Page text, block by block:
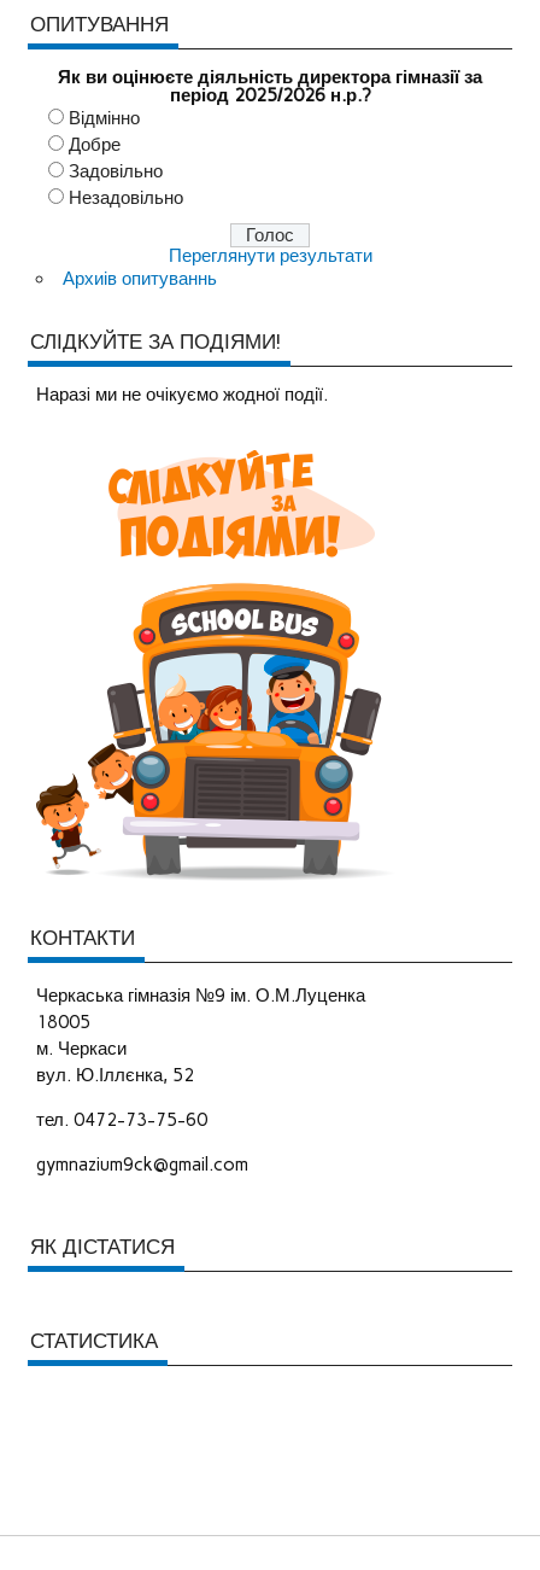
ОПИТУВАННЯ
Як ви оцінюєте діяльність директора гімназії за
період 2025/2026 н.р.?
Відмінно
Добре
Задовільно
Незадовільно
Переглянути результати
Архиів опитуваннь
СЛІДКУЙТЕ ЗА ПОДІЯМИ!
Наразi ми не очiкуємо жодної події.
КОНТАКТИ
Черкаська гімназія №9 ім. О.М.Луценка
18005
м. Черкаси
вул. Ю.Іллєнка, 52
тел. 0472-73-75-60
gymnazium9ck@gmail.com
ЯК ДІСТАТИСЯ
СТАТИСТИКА